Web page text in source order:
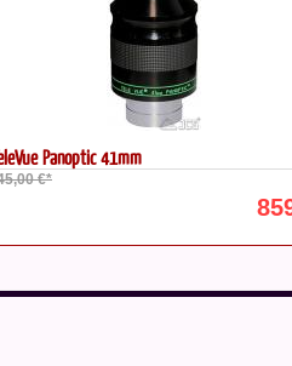
NexStar 4 SE, GoTo...